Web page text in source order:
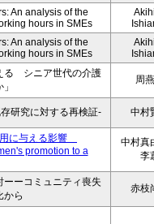
An analysis of the
hours in SMEs
An analysis of the
hours in SMEs
る シニア世代の介護
周
研究に対する再検証- 中村
に与える影響
promotion to a
中村
李
ーーコミュニティ喪失
から
赤枝